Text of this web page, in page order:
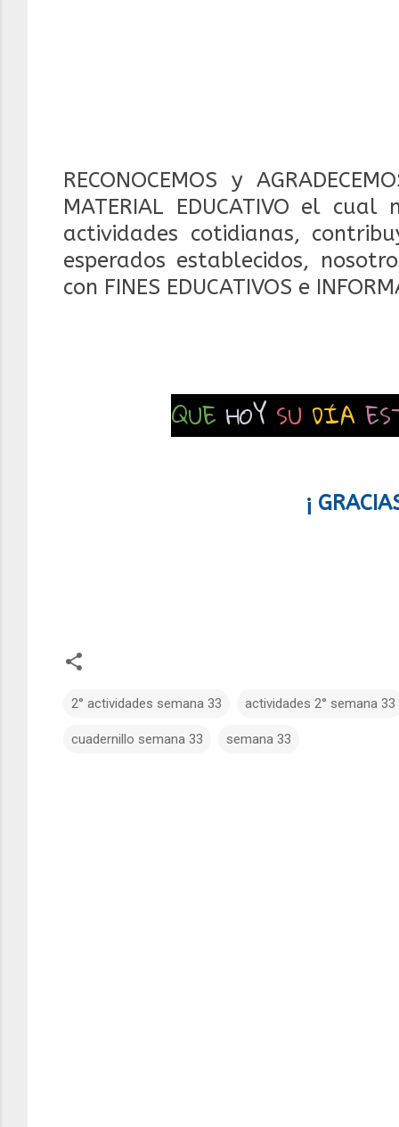
RECONOCEMOS y
MATERIAL EDUCATIVO el
actividades cotidianas,
esperados establecidos,
con FINES EDUCATIVOS e
QUE HOY SU DÍA
¡
2° actividades semana 33 actividades 2° semana 33
cuadernillo semana 33 semana 33